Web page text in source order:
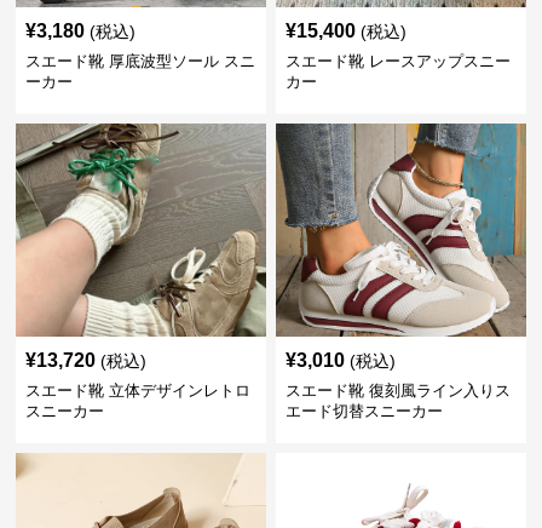
¥3,180 (税込)
スエード靴 厚底波型ソール スニ
ーカー
¥15,400 (税込)
スエード靴 レースアップスニー
カー
¥13,720 (税込)
スエード靴 立体デザインレトロ
スニーカー
¥3,010 (税込)
スエード靴 復刻風ライン入りス
エード切替スニーカー